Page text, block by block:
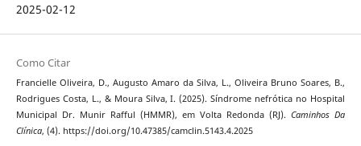
2025-02-12
Como Citar
Francielle Oliveira, D., Augusto Amaro da Silva, L., Oliveira Bruno Soares, B.,
Rodrigues Costa, L., & Moura Silva, I. (2025). Síndrome nefrótica no Hospital
Municipal Dr. Munir Rafful (HMMR), em Volta Redonda (RJ).Caminhos Da
Clínica, (4). https://doi.org/10.47385/camclin.5143.4.2025